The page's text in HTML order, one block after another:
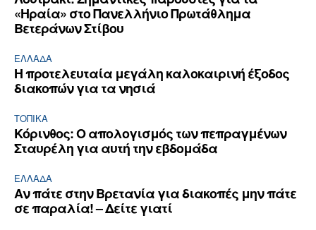
«Ηραία» στο Πανελλήνιο Πρωτάθλημα
Βετεράνων Στίβου
ΕΛΛΆΔΑ
Η προτελευταία μεγάλη καλοκαιρινή έξοδος
διακοπών για τα νησιά
ΤΟΠΙΚΑ
Κόρινθος: Ο απολογισμός των πεπραγμένων
Σταυρέλη για αυτή την εβδομάδα
ΕΛΛΆΔΑ
Αν πάτε στην Βρετανία για διακοπές μην πάτε
σε παραλία! – Δείτε γιατί